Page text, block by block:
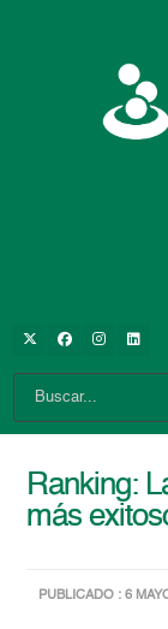
Ranking:
más
PUBLICADO : 6